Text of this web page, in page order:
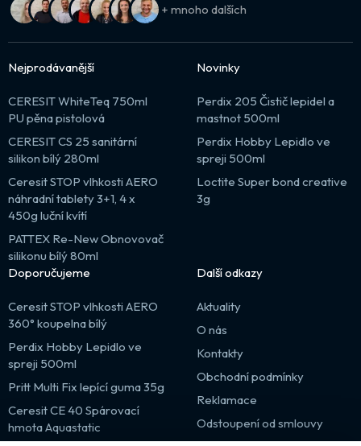
+ mnoho dalších
Nejprodávanější
CERESIT WhiteTeq 750ml
PU pěna pistolová
CERESIT CS 25 sanitární
silikon bílý 280ml
Ceresit STOP vlhkosti AERO
náhradní tablety 3+1, 4 x
450g luční kvítí
PATTEX Re-New Obnovovač
silikonu bílý 80ml
Novinky
Perdix 205 Čistič lepidel a
mastnot 500ml
Perdix Hobby Lepidlo ve
spreji 500ml
Loctite Super bond creative
3g
Doporučujeme
Ceresit STOP vlhkosti AERO
360° koupelna bílý
Perdix Hobby Lepidlo ve
spreji 500ml
Pritt Multi Fix lepící guma 35g
Ceresit CE 40 Spárovací
hmota Aquastatic
Další odkazy
Aktuality
O nás
Kontakty
Obchodní podmínky
Reklamace
Odstoupení od smlouvy